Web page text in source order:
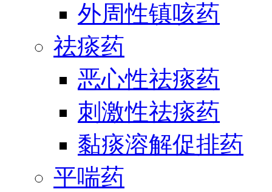
外周性镇咳药
祛痰药
恶心性祛痰药
刺激性祛痰药
黏痰溶解促排药
平喘药